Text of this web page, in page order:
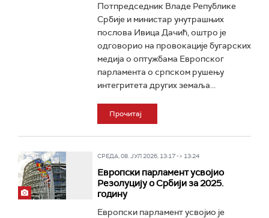
Потпредседник Владе Републике
Србије и министар унутрашњих
послова Ивица Дачић, оштро је
одговорио на провокације бугарских
медија о оптужбама Европског
парламента о српском рушењу
интегритета других земаља...
Прочитај
СРЕДА, 08. ЈУЛ 2026, 13:17 -> 13:24
Европски парламент усвојио
Резолуцију о Србији за 2025.
годину
Европски парламент усвојио је